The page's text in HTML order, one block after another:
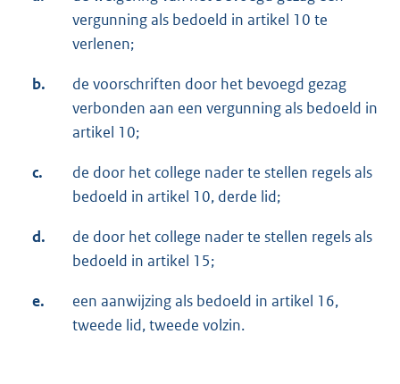
vergunning als bedoeld in artikel 10 te
verlenen;
b.
de voorschriften door het bevoegd gezag
verbonden aan een vergunning als bedoeld in
artikel 10;
c.
de door het college nader te stellen regels als
bedoeld in artikel 10, derde lid;
d.
de door het college nader te stellen regels als
bedoeld in artikel 15;
e.
een aanwijzing als bedoeld in artikel 16,
tweede lid, tweede volzin.